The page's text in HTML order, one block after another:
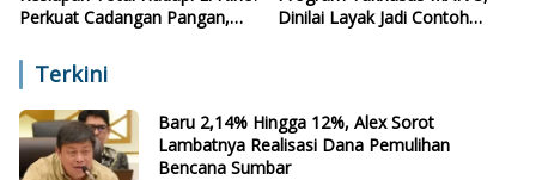
Perkuat Cadangan Pangan,
Dinilai Layak Jadi Contoh
Terkini
Baru 2,14% Hingga 12%, Alex Sorot
Lambatnya Realisasi Dana Pemulihan
Bencana Sumbar